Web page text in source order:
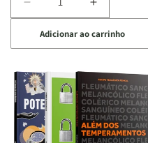
Diminuir
a
quantidade
de
Raizes
da
Alma
|
O
Aumentar
a
quantidade
de
Raizes
da
Alma
|
O
Adicionar ao carrinho